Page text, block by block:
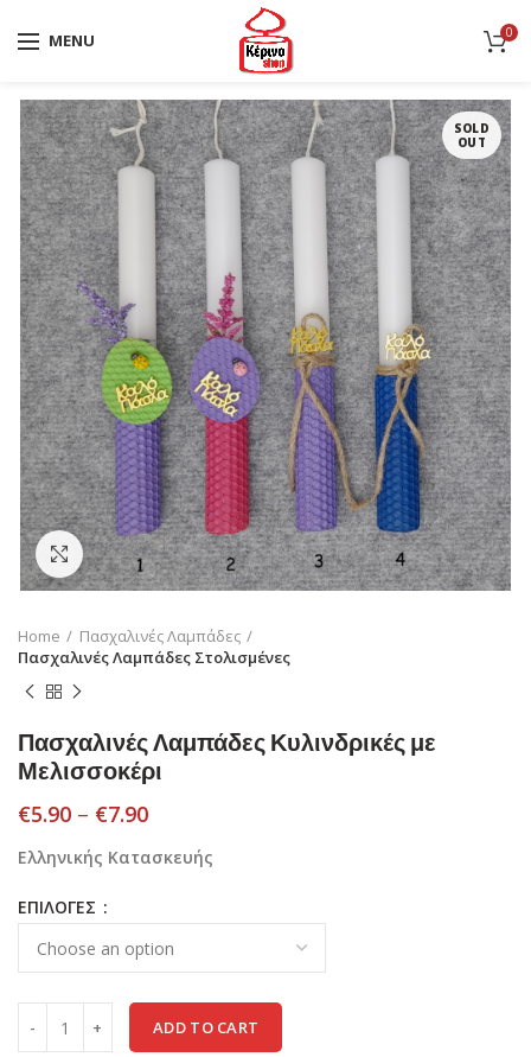
MENU 0
SOLD
OUT
Click to enlarge
Home
Πασχαλινές Λαμπάδες
Πασχαλινές Λαμπάδες Στολισμένες
Πασχαλινές Λαμπάδες Κυλινδρικές με
Μελισσοκέρι
€5.90 – €7.90
Ελληνικής Κατασκευής
ΕΠΙΛΟΓΕΣ
ADD TO CART